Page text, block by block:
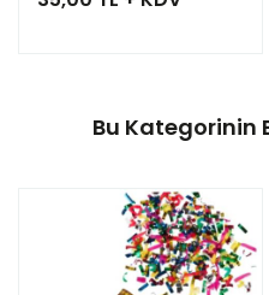
Bu Kategorinin